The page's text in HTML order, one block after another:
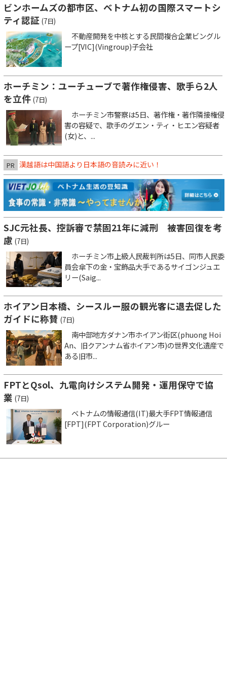
ビンホームズの都市区、ベトナム初の国際スマートシ
ティ認証 (7日)
不動産開発を中核とする民間複合企業ビングル
ープ[VIC](Vingroup)子会社
ホーチミン：ユーチューブで著作権侵害、歌手ら2人
を立件 (7日)
ホーチミン市警察は5日、著作権・著作隣接権侵
害の容疑で、歌手のグエン・ティ・ヒエン容疑者
(女)と、...
PR 漢越語は中国語より日本語の音読みに近い！
SJC元社長、控訴審で禁固21年に減刑 被害回復を考
慮 (7日)
ホーチミン市上級人民裁判所は5日、同市人民委
員会傘下の金・宝飾品大手であるサイゴンジュエ
リー(Saig...
ホイアン日本橋、シースルー服の観光客に退去促した
ガイドに称賛 (7日)
南中部地方ダナン市ホイアン街区(phuong Hoi
An、旧クアンナム省ホイアン市)の世界文化遺産で
ある旧市...
FPTとQsol、九電向けシステム開発・運用保守で協
業 (7日)
ベトナムの情報通信(IT)最大手FPT情報通信
[FPT](FPT Corporation)グルー